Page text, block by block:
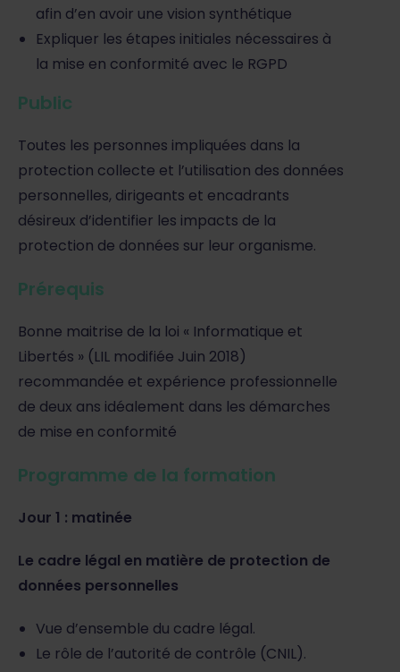
afin d’en avoir une vision synthétique
Expliquer les étapes initiales nécessaires à
la mise en conformité avec le RGPD
Public
Toutes les personnes impliquées dans la
protection collecte et l’utilisation des données
personnelles, dirigeants et encadrants
désireux d’identifier les impacts de la
protection de données sur leur organisme.
Prérequis
Bonne maitrise de la loi « Informatique et
Libertés » (LIL modifiée Juin 2018)
recommandée et expérience professionnelle
de deux ans idéalement dans les démarches
de mise en conformité
Programme de la formation
Jour 1 : matinée
Le cadre légal en matière de protection de
données personnelles
Vue d’ensemble du cadre légal.
Le rôle de l’autorité de contrôle (CNIL).